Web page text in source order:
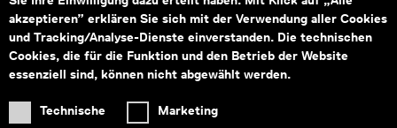
akzeptieren” erklären Sie sich mit der Verwendung aller Cookies
und Tracking/Analyse-Dienste einverstanden. Die technischen
Cookies, die für die Funktion und den Betrieb der Website
essenziell sind, können nicht abgewählt werden.
Technische Marketing
Subventionsgeber Hauptsponsor